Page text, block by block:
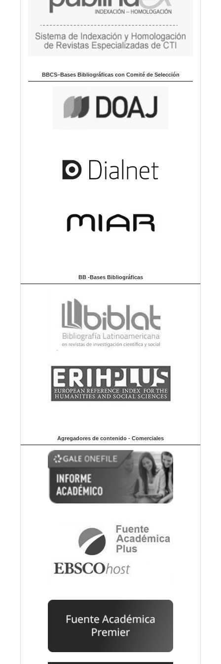
BBCS–Bases Bibliográficas con Comité de Selección
BB -Bases Bibliográficas
Agregadores de contenido - Comerciales